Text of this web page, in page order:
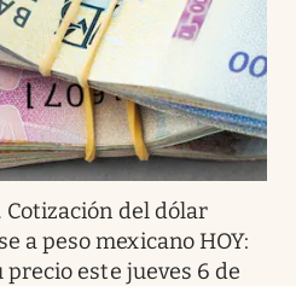
. Cotización del dólar
a peso mexicano HOY:
precio este jueves 6 de